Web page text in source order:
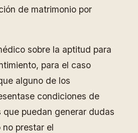
de matrimonio por
sobre la aptitud para
para el caso
alguno de los
condiciones de
que puedan generar dudas
prestar el